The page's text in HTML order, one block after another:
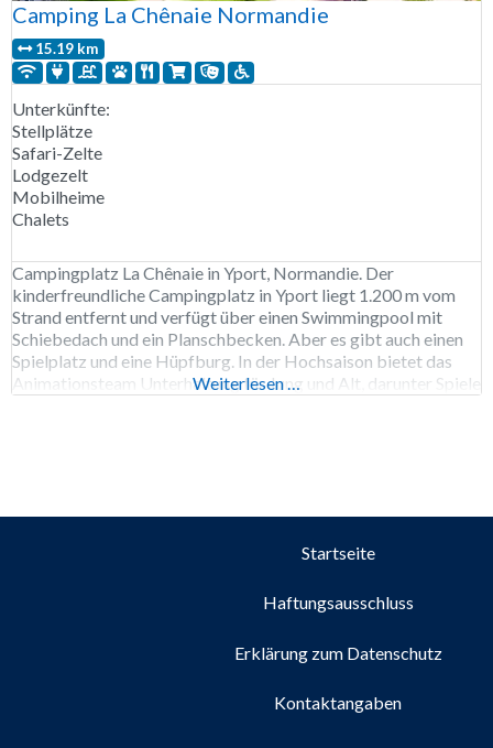
Camping La Chênaie Normandie
15.19 km
Unterkünfte:
Stellplätze
Safari-Zelte
Lodgezelt
Mobilheime
Chalets
Campingplatz La Chênaie in Yport, Normandie. Der
kinderfreundliche Campingplatz in Yport liegt 1.200 m vom
Strand entfernt und verfügt über einen Swimmingpool mit
Schiebedach und ein Planschbecken. Aber es gibt auch einen
Spielplatz und eine Hüpfburg. In der Hochsaison bietet das
Animationsteam Unterhaltung für Jung und Alt, darunter Spiele
Weiterlesen …
Startseite
Haftungsausschluss
Erklärung zum Datenschutz
Kontaktangaben